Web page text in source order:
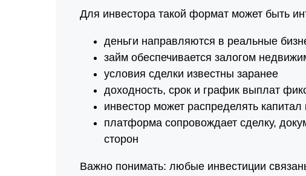
Для инвестора такой формат может быть
деньги направляются в реальные
займ обеспечивается залогом
условия сделки известны заранее
доходность, срок и график выплат
инвестор может распределять
платформа сопровождает сделку,
сторон
Важно понимать: любые инвестиции